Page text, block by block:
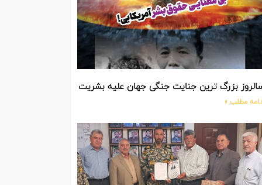
بزرگ ترین جنایت جنگی جهان علیه بشریت توسط بزرگ ترین
مطلب »